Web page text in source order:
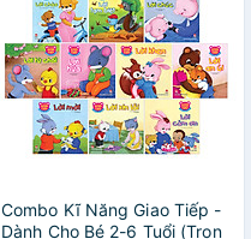
Combo Kĩ Năng Giao Tiếp -
Dành Cho Bé 2-6 Tuổi (Trọn